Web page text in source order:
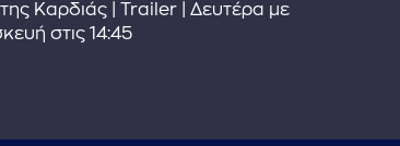
Καρδιάς | Trailer | Δευτέρα με
στις 14:45